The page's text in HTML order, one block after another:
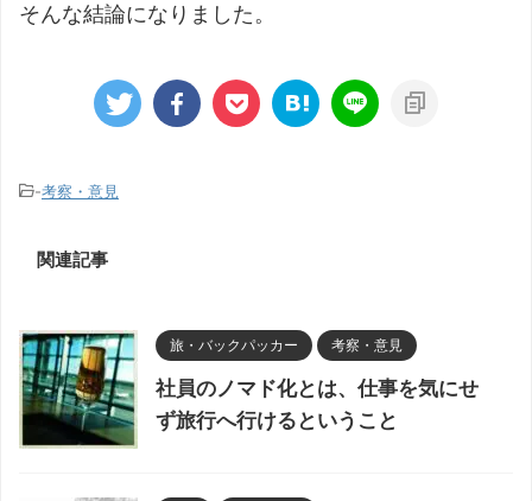
そんな結論になりました。
-考察・意見
関連記事
旅・バックパッカー 考察・意見
社員のノマド化とは、仕事を気にせ
ず旅行へ行けるということ